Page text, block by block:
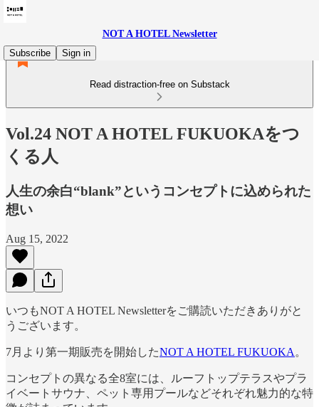
NOT A HOTEL Newsletter
Subscribe
Sign in
Read distraction-free on Substack
Vol.24 NOT A HOTEL FUKUOKAをつ
くる人
人生の余白“blank”というコンセプトに込められた
想い
Aug 15, 2022
いつもNOT A HOTEL Newsletterをご購読いただきありがと
うございます。
7月より第一期販売を開始したNOT A HOTEL FUKUOKA 。
コンセプトの異なる全8室には、ルーフトップテラスやプラ
イベートサウナ、ペット専用プールなどそれぞれ魅力的な特